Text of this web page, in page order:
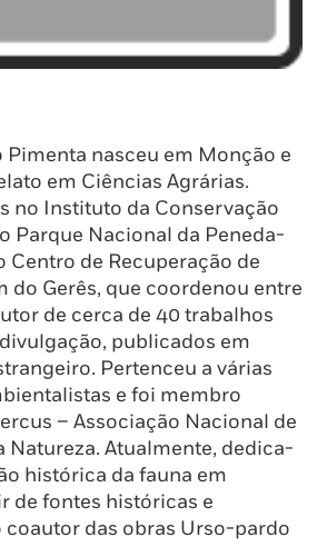
Pimenta nasceu em Monção e
em Ciências Agrárias.
no Instituto da Conservação
Parque Nacional da Peneda-
Centro de Recuperação de
do Gerês, que coordenou entre
de cerca de 40 trabalhos
publicados em
Pertenceu a várias
e foi membro
– Associação Nacional de
Natureza. Atualmente, dedica-
histórica da fauna em
de fontes históricas e
coautor das obras Urso-pardo